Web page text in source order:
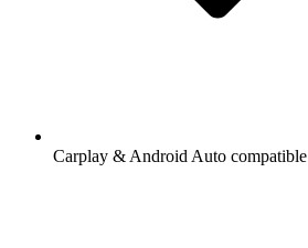
Carplay & Android Auto compatible